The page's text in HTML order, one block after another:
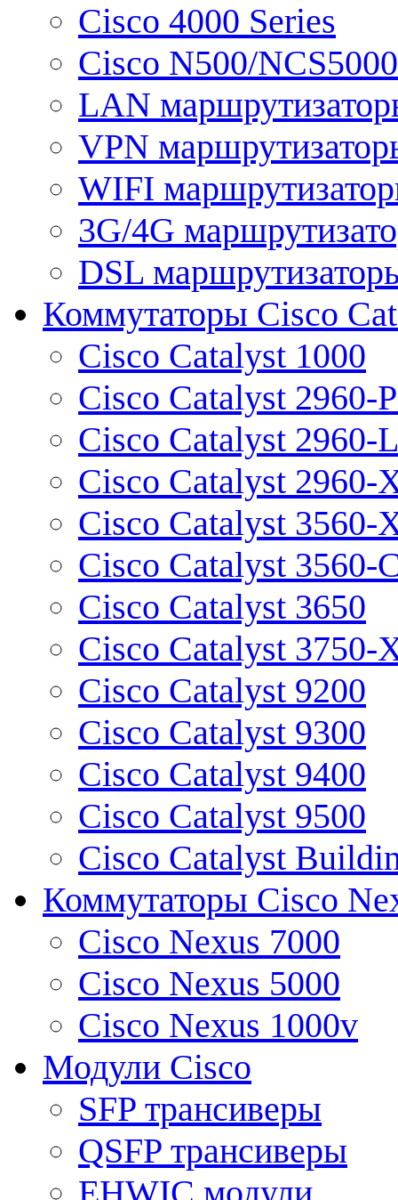
Cisco 4000 Series
Cisco N500/
LAN
VPN
WIFI
3G/4G
DSL
Коммутаторы Cisco
Cisco Catalyst 1000
Cisco Catalyst 2960-
Cisco Catalyst 2960-L
Cisco Catalyst 2960-
Cisco Catalyst 3560-
Cisco Catalyst 3560-
Cisco Catalyst 3650
Cisco Catalyst 3750-
Cisco Catalyst 9200
Cisco Catalyst 9300
Cisco Catalyst 9400
Cisco Catalyst 9500
Cisco Catalyst
Коммутаторы Cisco
Cisco Nexus 7000
Cisco Nexus 5000
Cisco Nexus 1000v
Модули Cisco
SFP трансиверы
QSFP трансиверы